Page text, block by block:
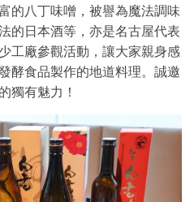
的八丁味噌，被譽為魔法調味
的日本酒等，亦是名古屋代表
工廠參觀活動，讓大家親身感
酵食品製作的地道料理。誠邀
獨有魅力！